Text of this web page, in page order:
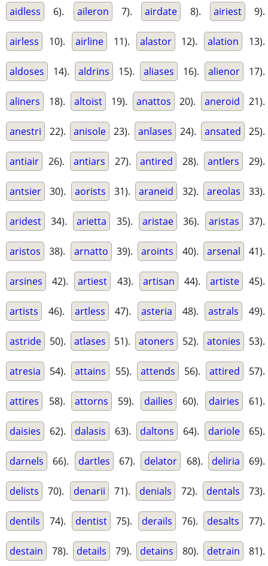
aidless 6). aileron 7). airdate 8). airiest 9).
airless 10). airline 11). alastor 12). alation 13).
aldoses 14). aldrins 15). aliases 16). alienor 17).
aliners 18). altoist 19). anattos 20). aneroid 21).
anestri 22). anisole 23). anlases 24). ansated 25).
antiair 26). antiars 27). antired 28). antlers 29).
antsier 30). aorists 31). araneid 32). areolas 33).
aridest 34). arietta 35). aristae 36). aristas 37).
aristos 38). arnatto 39). aroints 40). arsenal 41).
arsines 42). artiest 43). artisan 44). artiste 45).
artists 46). artless 47). asteria 48). astrals 49).
astride 50). atlases 51). atoners 52). atonies 53).
atresia 54). attains 55). attends 56). attired 57).
attires 58). attorns 59). dailies 60). dairies 61).
daisies 62). dalasis 63). daltons 64). dariole 65).
darnels 66). dartles 67). delator 68). deliria 69).
delists 70). denarii 71). denials 72). dentals 73).
dentils 74). dentist 75). derails 76). desalts 77).
destain 78). details 79). detains 80). detrain 81).